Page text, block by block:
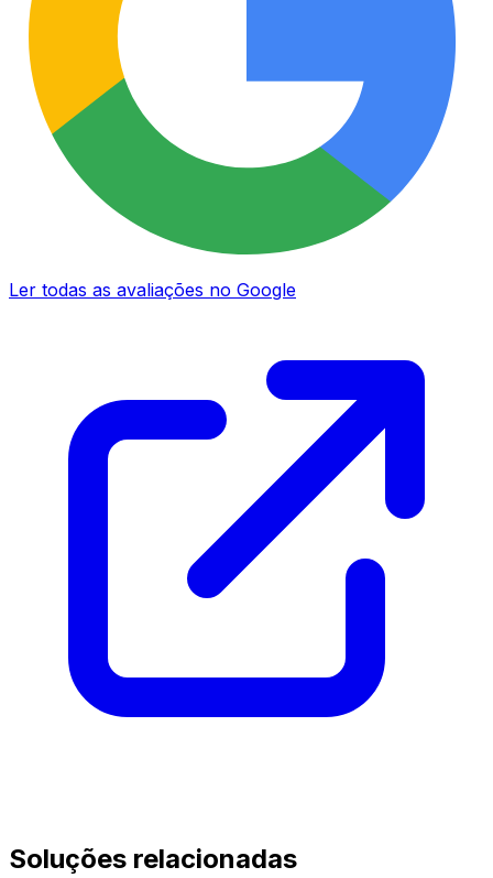
Ler todas as avaliações no Google
Soluções relacionadas